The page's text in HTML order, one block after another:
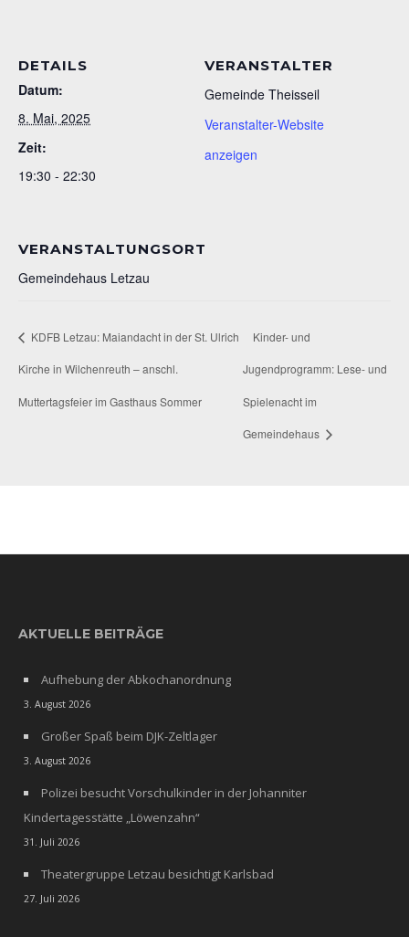
DETAILS
Datum:
8. Mai, 2025
Zeit:
19:30 - 22:30
VERANSTALTER
Gemeinde Theisseil
Veranstalter-Website
anzeigen
VERANSTALTUNGSORT
Gemeindehaus Letzau
KDFB Letzau: Maiandacht in der St. Ulrich
Kirche in Wilchenreuth – anschl.
Muttertagsfeier im Gasthaus Sommer
Kinder- und
Jugendprogramm: Lese- und
Spielenacht im
Gemeindehaus
AKTUELLE BEITRÄGE
Aufhebung der Abkochanordnung
3. August 2026
Großer Spaß beim DJK-Zeltlager
3. August 2026
Polizei besucht Vorschulkinder in der Johanniter
Kindertagesstätte „Löwenzahn“
31. Juli 2026
Theatergruppe Letzau besichtigt Karlsbad
27. Juli 2026